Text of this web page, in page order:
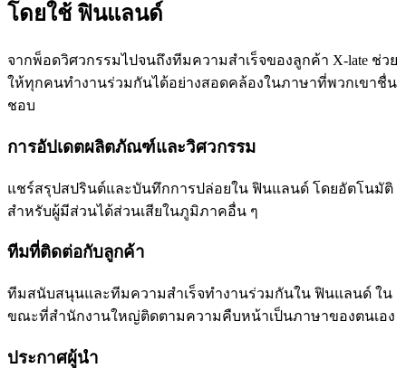
โดยใช้ ฟินแลนด์
จากพ็อดวิศวกรรมไปจนถึงทีมความสำเร็จของลูกค้า X-late ช่วย
ให้ทุกคนทำงานร่วมกันได้อย่างสอดคล้องในภาษาที่พวกเขาชื่น
ชอบ
การอัปเดตผลิตภัณฑ์และวิศวกรรม
แชร์สรุปสปรินต์และบันทึกการปล่อยใน ฟินแลนด์ โดยอัตโนมัติ
สำหรับผู้มีส่วนได้ส่วนเสียในภูมิภาคอื่น ๆ
ทีมที่ติดต่อกับลูกค้า
ทีมสนับสนุนและทีมความสำเร็จทำงานร่วมกันใน ฟินแลนด์ ใน
ขณะที่สำนักงานใหญ่ติดตามความคืบหน้าเป็นภาษาของตนเอง
ประกาศผู้นำ